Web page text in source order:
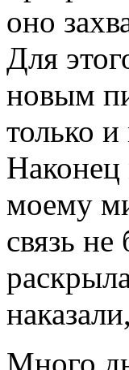
оно
Для
новым
только
Наконец
моему
связь
Много